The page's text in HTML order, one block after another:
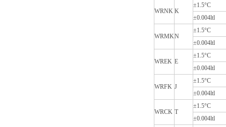
WRNK K
±1.5°C
±0.004ltl
WRMKN
±1.5°C
±0.004ltl
WREK E
±1.5°C
±0.004ltl
WRFK J
±1.5°C
±0.004ltl
WRCK T
±1.5°C
±0.004ltl